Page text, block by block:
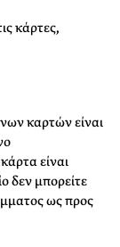
κάρτες,
καρτών είναι
είναι
δεν μπορείτε
ως προς